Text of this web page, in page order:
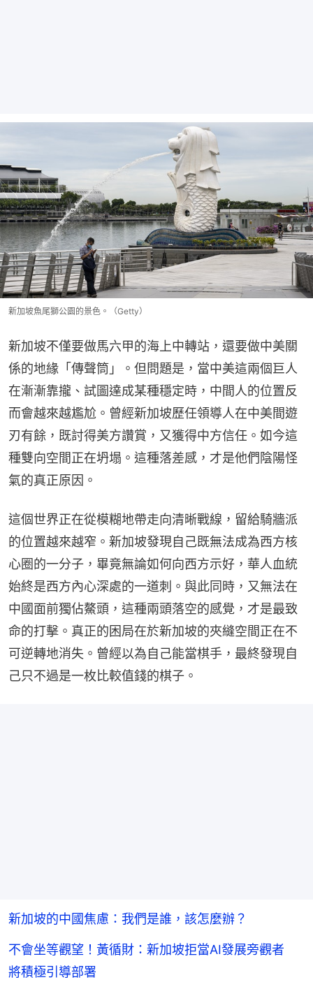
新加坡魚尾獅公園的景色。（Getty）
新加坡不僅要做馬六甲的海上中轉站，還要做中美關
係的地緣「傳聲筒」。但問題是，當中美這兩個巨人
在漸漸靠攏、試圖達成某種穩定時，中間人的位置反
而會越來越尷尬。曾經新加坡歷任領導人在中美間遊
刃有餘，既討得美方讚賞，又獲得中方信任。如今這
種雙向空間正在坍塌。這種落差感，才是他們陰陽怪
氣的真正原因。
這個世界正在從模糊地帶走向清晰戰線，留給騎牆派
的位置越來越窄。新加坡發現自己既無法成為西方核
心圈的一分子，畢竟無論如何向西方示好，華人血統
始終是西方內心深處的一道刺。與此同時，又無法在
中國面前獨佔鰲頭，這種兩頭落空的感覺，才是最致
命的打擊。真正的困局在於新加坡的夾縫空間正在不
可逆轉地消失。曾經以為自己能當棋手，最終發現自
己只不過是一枚比較值錢的棋子。
新加坡的中國焦慮：我們是誰，該怎麼辦？
不會坐等觀望！黃循財：新加坡拒當AI發展旁觀者
將積極引導部署